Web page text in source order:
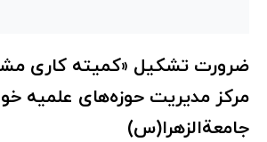
ضرورت تشکیل «کمیته کاری
مرکز مدیریت حوزه‌های علمیه
جامعة‌الزهرا(س)